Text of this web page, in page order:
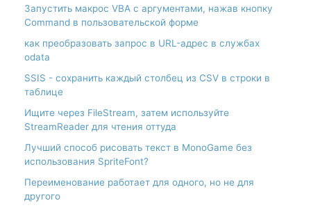
Запустить макрос VBA с аргументами, нажав кнопку
Command в пользовательской форме
как преобразовать запрос в URL-адрес в службах
odata
SSIS - сохранить каждый столбец из CSV в строки в
таблице
Ищите через FileStream, затем используйте
StreamReader для чтения оттуда
Лучший способ рисовать текст в MonoGame без
использования SpriteFont?
Переименование работает для одного, но не для
другого